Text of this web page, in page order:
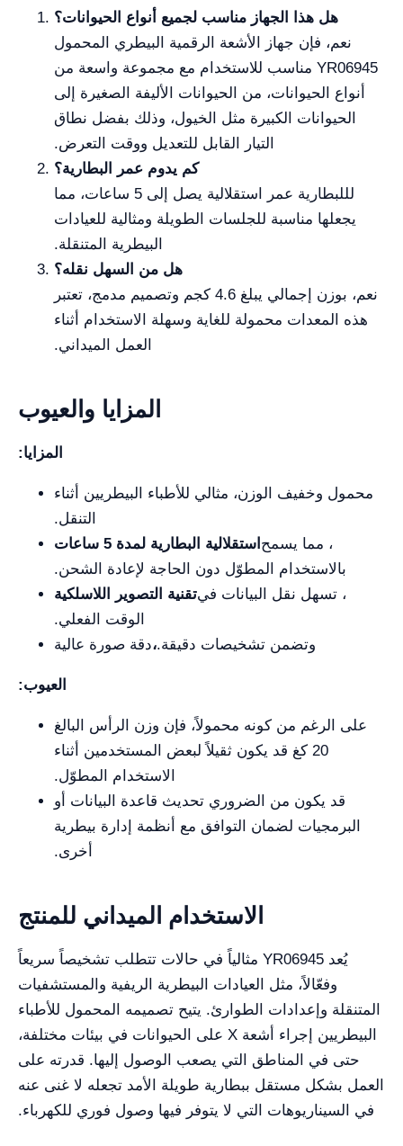
هل هذا الجهاز مناسب لجميع أنواع الحيوانات؟
نعم، فإن جهاز الأشعة الرقمية البيطري المحمول
YR06945 مناسب للاستخدام مع مجموعة واسعة من
أنواع الحيوانات، من الحيوانات الأليفة الصغيرة إلى
الحيوانات الكبيرة مثل الخيول، وذلك بفضل نطاق
التيار القابل للتعديل ووقت التعرض.
كم يدوم عمر البطارية؟
لللبطارية عمر استقلالية يصل إلى 5 ساعات، مما
يجعلها مناسبة للجلسات الطويلة ومثالية للعيادات
البيطرية المتنقلة.
هل من السهل نقله؟
نعم، بوزن إجمالي يبلغ 4.6 كجم وتصميم مدمج، تعتبر
هذه المعدات محمولة للغاية وسهلة الاستخدام أثناء
العمل الميداني.
المزايا والعيوب
المزايا:
محمول وخفيف الوزن، مثالي للأطباء البيطريين أثناء
التنقل.
استقلالية البطارية لمدة 5 ساعات ، مما يسمح
بالاستخدام المطوّل دون الحاجة لإعادة الشحن.
تقنية التصوير اللاسلكية، تسهل نقل البيانات في
الوقت الفعلي.
دقة صورة عالية،وتضمن تشخيصات دقيقة.
العيوب:
على الرغم من كونه محمولاً، فإن وزن الرأس البالغ
20 كغ قد يكون ثقيلاً لبعض المستخدمين أثناء
الاستخدام المطوّل.
قد يكون من الضروري تحديث قاعدة البيانات أو
البرمجيات لضمان التوافق مع أنظمة إدارة بيطرية
أخرى.
الاستخدام الميداني للمنتج
يُعد YR06945 مثالياً في حالات تتطلب تشخيصاً سريعاً
وفعّالاً، مثل العيادات البيطرية الريفية والمستشفيات
المتنقلة وإعدادات الطوارئ. يتيح تصميمه المحمول للأطباء
البيطريين إجراء أشعة X على الحيوانات في بيئات مختلفة،
حتى في المناطق التي يصعب الوصول إليها. قدرته على
العمل بشكل مستقل ببطارية طويلة الأمد تجعله لا غنى عنه
في السيناريوهات التي لا يتوفر فيها وصول فوري للكهرباء.